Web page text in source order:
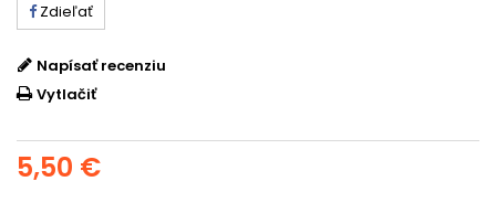
Zdieľať
Napísať recenziu
Vytlačiť
5,50 €